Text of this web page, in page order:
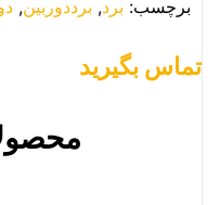
برچسب: برد, برددوربین,
تماس بگیرید